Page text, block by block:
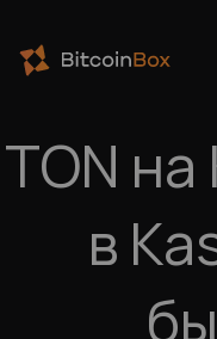
TON
в